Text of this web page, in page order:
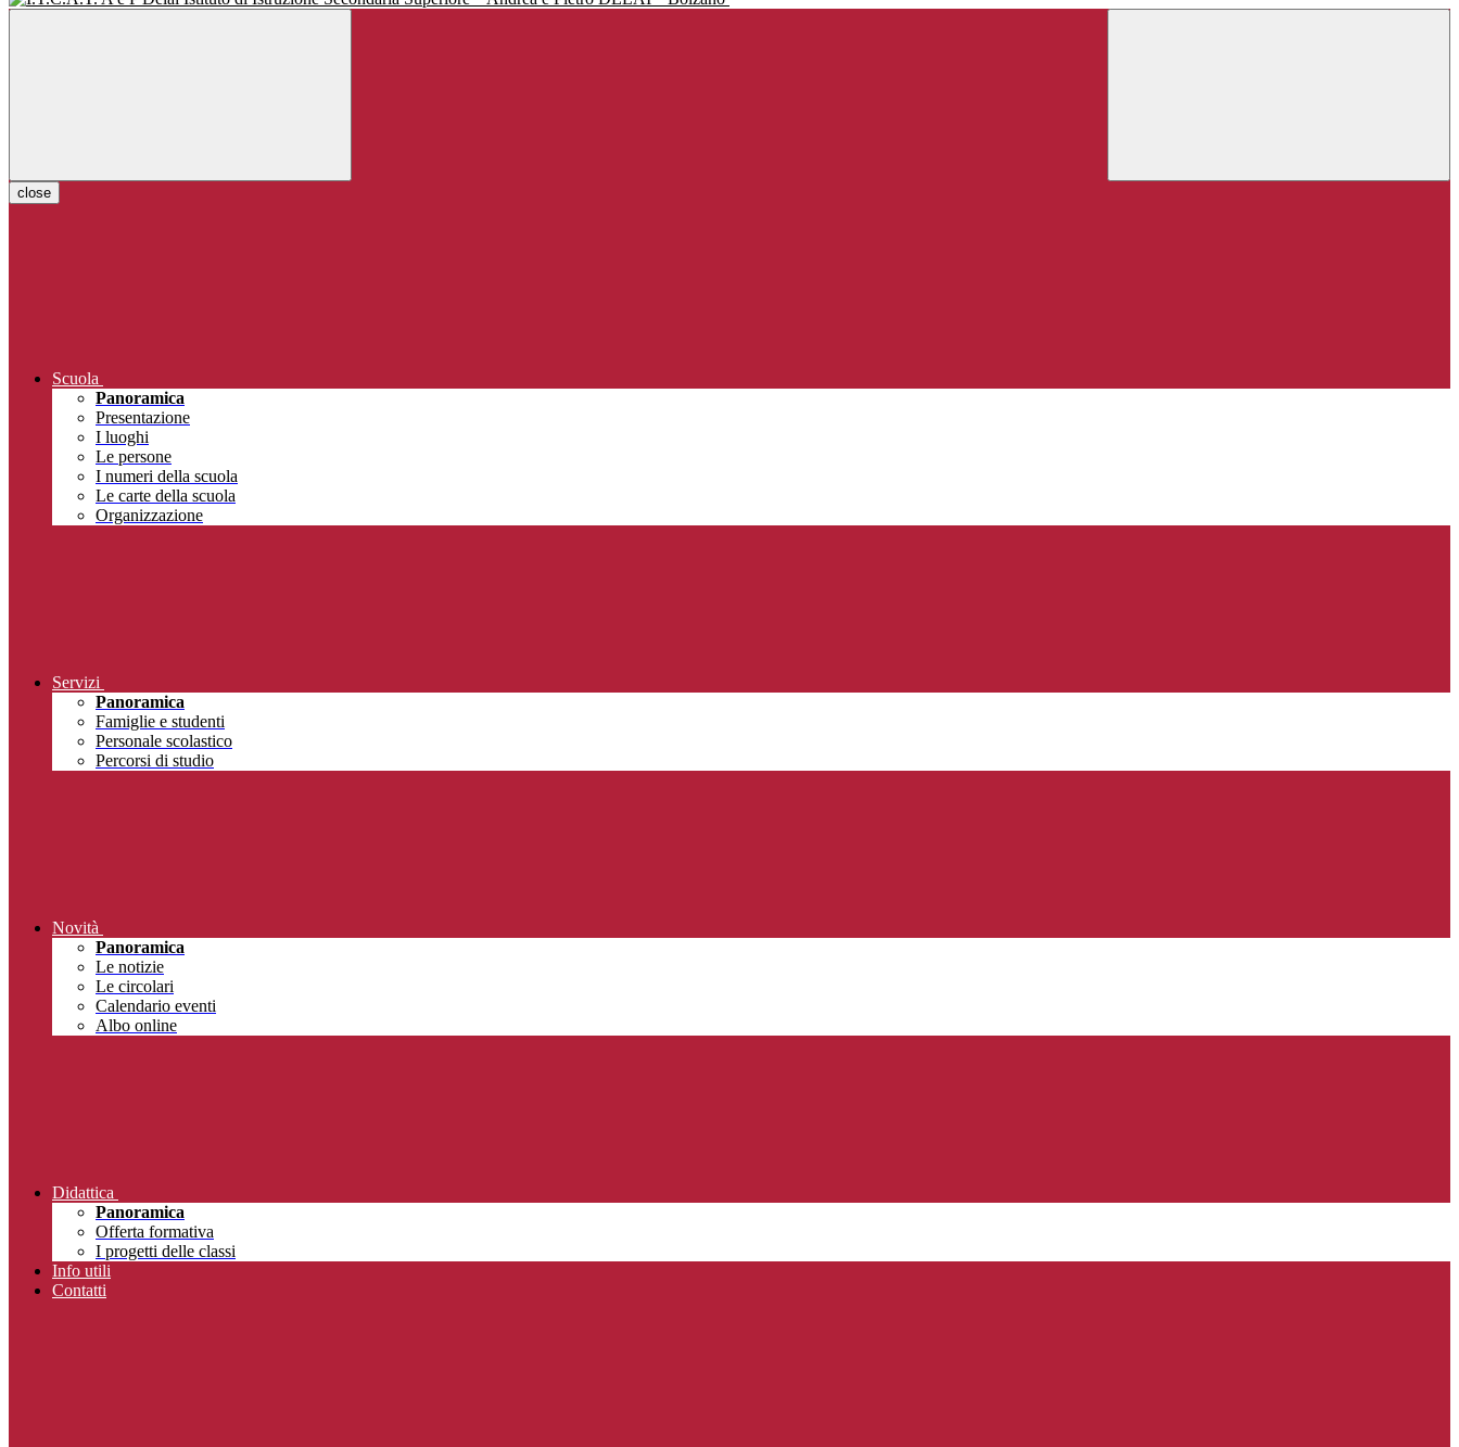
close
Scuola
Panoramica
Presentazione
I luoghi
Le persone
I numeri della scuola
Le carte della scuola
Organizzazione
Servizi
Panoramica
Famiglie e studenti
Personale scolastico
Percorsi di studio
Novità
Panoramica
Le notizie
Le circolari
Calendario eventi
Albo online
Didattica
Panoramica
Offerta formativa
I progetti delle classi
Info utili
Contatti